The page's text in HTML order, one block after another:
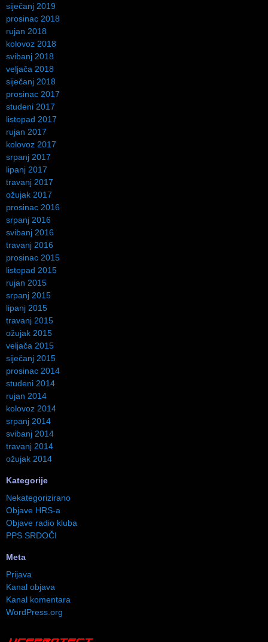
siječanj 2019
prosinac 2018
rujan 2018
kolovoz 2018
svibanj 2018
veljača 2018
siječanj 2018
prosinac 2017
studeni 2017
listopad 2017
rujan 2017
kolovoz 2017
srpanj 2017
lipanj 2017
travanj 2017
ožujak 2017
prosinac 2016
srpanj 2016
svibanj 2016
travanj 2016
prosinac 2015
listopad 2015
rujan 2015
srpanj 2015
lipanj 2015
travanj 2015
ožujak 2015
veljača 2015
siječanj 2015
prosinac 2014
studeni 2014
rujan 2014
kolovoz 2014
srpanj 2014
svibanj 2014
travanj 2014
ožujak 2014
Kategorije
Nekategorizirano
Objave HRS-a
Objave radio kluba
PPS SRDOČI
Meta
Prijava
Kanal objava
Kanal komentara
WordPress.org